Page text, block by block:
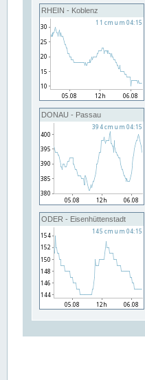
RHEIN - Koblenz
DONAU - Passau
ODER - Eisenhüttenstadt